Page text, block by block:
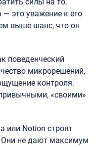
— это уважение к его
выше шанс, что он
поведенческий
микрорешений,
контроля.
«своими»
или Notion строят
не дают максимум